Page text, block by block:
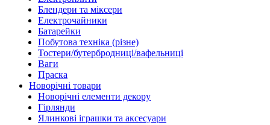
Блендери та міксери
Електрочайники
Батарейки
Побутова техніка (різне)
Тостери/бутербродниці/вафельниці
Ваги
Праска
Новорічні товари
Новорічні елементи декору
Гірлянди
Ялинкові іграшки та аксесуари